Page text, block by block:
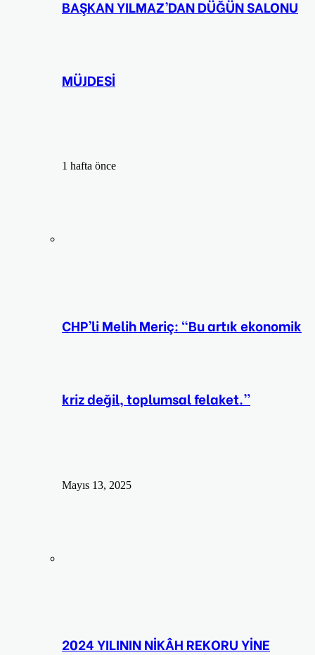
BAŞKAN YILMAZ’DAN DÜĞÜN SALONU
MÜJDESİ
1 hafta önce
CHP’li Melih Meriç: “Bu artık ekonomik
kriz değil, toplumsal felaket.”
Mayıs 13, 2025
2024 YILININ NİKÂH REKORU YİNE